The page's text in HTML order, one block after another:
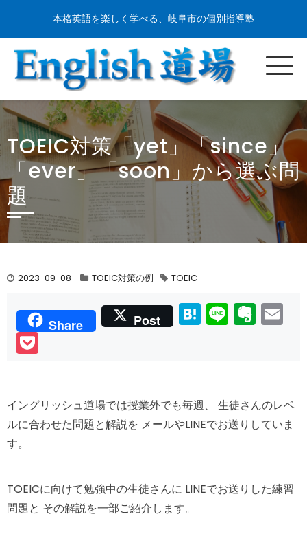
本格英語を楽しく学べる、岐阜市の個別指導塾
TOEIC対策「yet」「since」
「ever」「soon」から選ぶ問
題
2023-09-08 TOEIC対策の例 TOEIC
Share Post Hatena
Line
Pocket
イングリッシュ道場では授業外でも毎週、
生徒さんのレベ
ルに合わせた問題と解説を メールやLINEでお送りしていま
す。
TOEICに向けて勉強中の生徒さんに LINEでお送りした練習
問題と その解説を一部ご紹介します。